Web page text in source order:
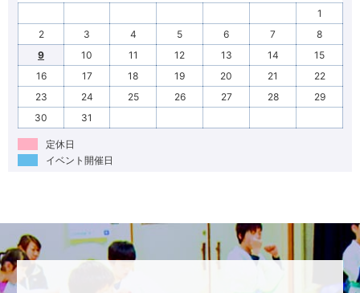
1
2
3 4 5 6 7
8
9
10 11 12 13 14
15
16
17 18 19 20 21
22
23
24 25 26 27 28
29
30
31
定休日
イベント開催日